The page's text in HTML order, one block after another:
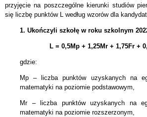
przyjęcie na poszczególne kierunki studiów
się liczbę punktów L według wzorów dla
1. Ukończyli szkołę w roku szkolnym
L = 0,5Mp + 1,25Mr + 1,75Fr +
gdzie:
Mp – liczba punktów uzyskanych na
matematyki na poziomie podstawowym,
Mr – liczba punktów uzyskanych na
matematyki na poziomie rozszerzonym,